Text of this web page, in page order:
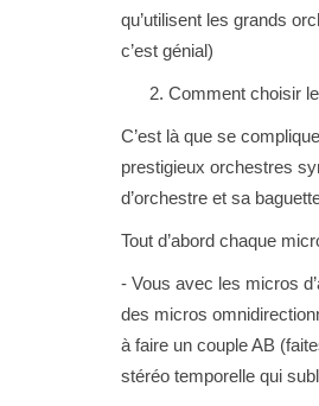
qu’utilisent les grands
c’est génial)
Comment choisir
C’est là que se
prestigieux orchestres
d’orchestre et sa
Tout d’abord chaque
- Vous avec les micros
des micros
à faire un couple AB
stéréo temporelle qui